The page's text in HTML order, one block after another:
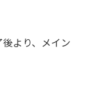
より、メイン